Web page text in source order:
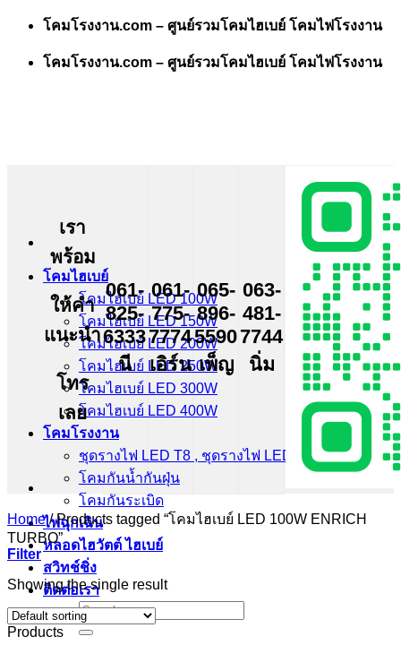
Skip
content
โคมโรงงาน.com – ศูนย์รวมโคมไฮเบย์ โคมไฟโรงงาน
โคมโรงงาน.com – ศูนย์รวมโคมไฮเบย์ โคมไฟโรงงาน
โคมไฮเบย์
โคมไฮเบย์ LED 100W
โคมไฮเบย์ LED 150W
โคมไฮเบย์ LED 200W
โคมไฮเบย์ LED 250W
โคมไฮเบย์ LED 300W
โคมไฮเบย์ LED 400W
โคมโรงงาน
ชุดรางไฟ LED T8 , ชุดรางไฟ LED T5
โคมกันน้ำกันฝุ่น
โคมกันระเบิด
ไฟฉุกเฉิน
หลอดไฮวัตต์ ไฮเบย์
สวิทช์ชิ่ง
ติดต่อเรา
Search
for:
เรา
พร้อม
ให้คำ
แนะนำ
โทร
เลย
061-
825-
6333
นี
061-
775-
7774
เอิร์น
065-
896-
5590
เพ็ญ
063-
481-
7744
นิ่ม
Home /Products tagged “โคมไฮเบย์ LED 100W ENRICH
TURBO”
Filter
Showing the single result
Products